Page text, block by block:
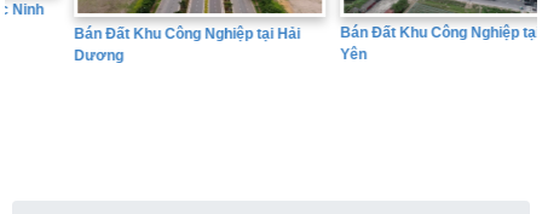
Bán Đất Khu Công Nghiệp tại Hải
Bán Đất Khu Công Nghiệp tại Hưng